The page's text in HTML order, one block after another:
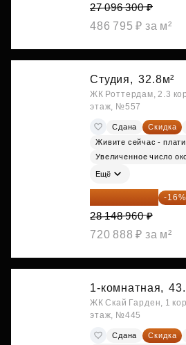
27 096 300 ₽
486 795 ₽ за м²
Студия, 32.8м²
ЖК Роттердам, 2.3
этаж, №557
Сдана Скидка
Живите сейчас -
Увеличенное число
Ещё
23 645 126 ₽ -16%
28 148 960 ₽
720 888 ₽ за м²
1-комнатная,
ЖК Скай Гарден, 1
этаж, №445
Сдана Скидка